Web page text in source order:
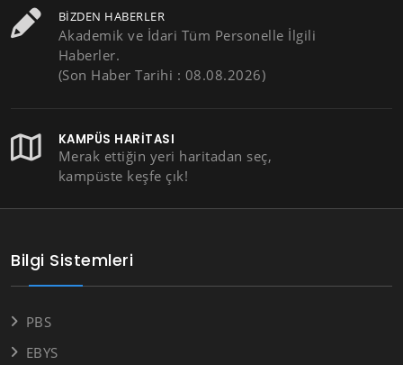
BIZDEN HABERLER
Akademik ve İdari Tüm Personelle İlgili
Haberler.
(Son Haber Tarihi : 08.08.2026)
KAMPÜS HARITASI
Merak ettiğin yeri haritadan seç,
kampüste keşfe çık!
Bilgi Sistemleri
PBS
EBYS